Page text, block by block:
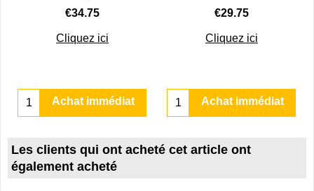
€34.75
Cliquez ici
Achat immédiat
€29.75
Cliquez ici
Achat immédiat
Les clients qui ont acheté cet article ont
également acheté